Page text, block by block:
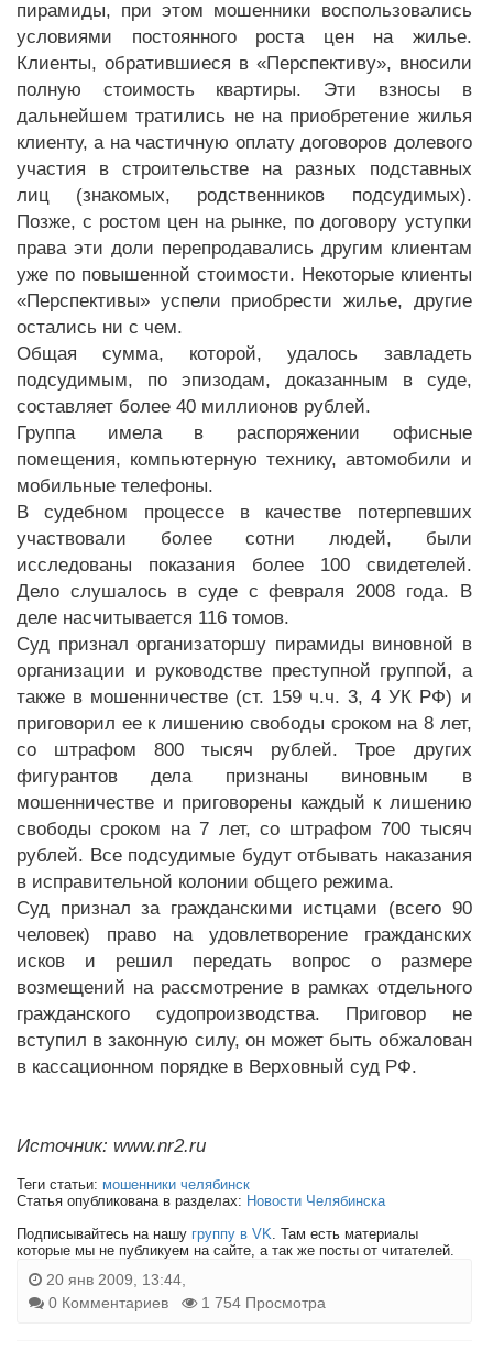
пирамиды, при этом мошенники воспользовались
условиями постоянного роста цен на жилье.
Клиенты, обратившиеся в «Перспективу», вносили
полную стоимость квартиры. Эти взносы в
дальнейшем тратились не на приобретение жилья
клиенту, а на частичную оплату договоров долевого
участия в строительстве на разных подставных
лиц (знакомых, родственников подсудимых).
Позже, с ростом цен на рынке, по договору уступки
права эти доли перепродавались другим клиентам
уже по повышенной стоимости. Некоторые клиенты
«Перспективы» успели приобрести жилье, другие
остались ни с чем.
Общая сумма, которой, удалось завладеть
подсудимым, по эпизодам, доказанным в суде,
составляет более 40 миллионов рублей.
Группа имела в распоряжении офисные
помещения, компьютерную технику, автомобили и
мобильные телефоны.
В судебном процессе в качестве потерпевших
участвовали более сотни людей, были
исследованы показания более 100 свидетелей.
Дело слушалось в суде с февраля 2008 года. В
деле насчитывается 116 томов.
Суд признал организаторшу пирамиды виновной в
организации и руководстве преступной группой, а
также в мошенничестве (ст. 159 ч.ч. 3, 4 УК РФ) и
приговорил ее к лишению свободы сроком на 8 лет,
со штрафом 800 тысяч рублей. Трое других
фигурантов дела признаны виновным в
мошенничестве и приговорены каждый к лишению
свободы сроком на 7 лет, со штрафом 700 тысяч
рублей. Все подсудимые будут отбывать наказания
в исправительной колонии общего режима.
Суд признал за гражданскими истцами (всего 90
человек) право на удовлетворение гражданских
исков и решил передать вопрос о размере
возмещений на рассмотрение в рамках отдельного
гражданского судопроизводства. Приговор не
вступил в законную силу, он может быть обжалован
в кассационном порядке в Верховный суд РФ.
Источник: www.nr2.ru
Теги статьи: мошенники челябинск
Статья опубликована в разделах: Новости Челябинска
Подписывайтесь на нашу группу в VK. Там есть материалы
которые мы не публикуем на сайте, а так же посты от читателей.
20 янв 2009, 13:44,
0 Комментариев
1 754 Просмотра